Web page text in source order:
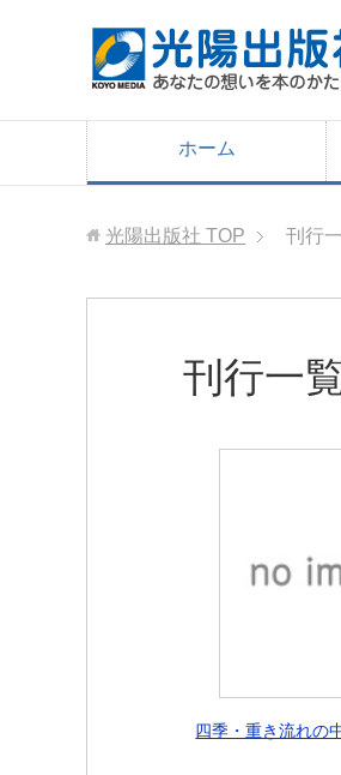
ホーム
光陽出版社 TOP 刊行
刊行一
四季・重き流れの